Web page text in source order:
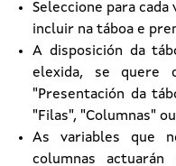
Seleccione para
incluir na táboa e
A disposición da
elexida, se quere
"Presentación da
"Filas", "Columnas"
As variables que
columnas